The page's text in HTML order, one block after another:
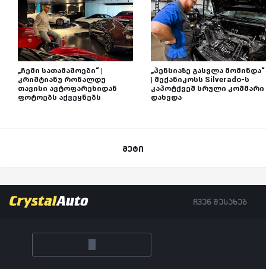
„ჩემი სათამაშოები“ |
კრიშტიანუ რონალდუ
თავისი ავტოფარეხიდან
ფოტოებს აქვეყნებს
„პენსიაზე გასვლა მომინდა“
| მექანიკოსს Silverado-ს
კაპოტქვეშ სრული კოშმარი
დახვდა
მეტი
ჩვენ შესახებ